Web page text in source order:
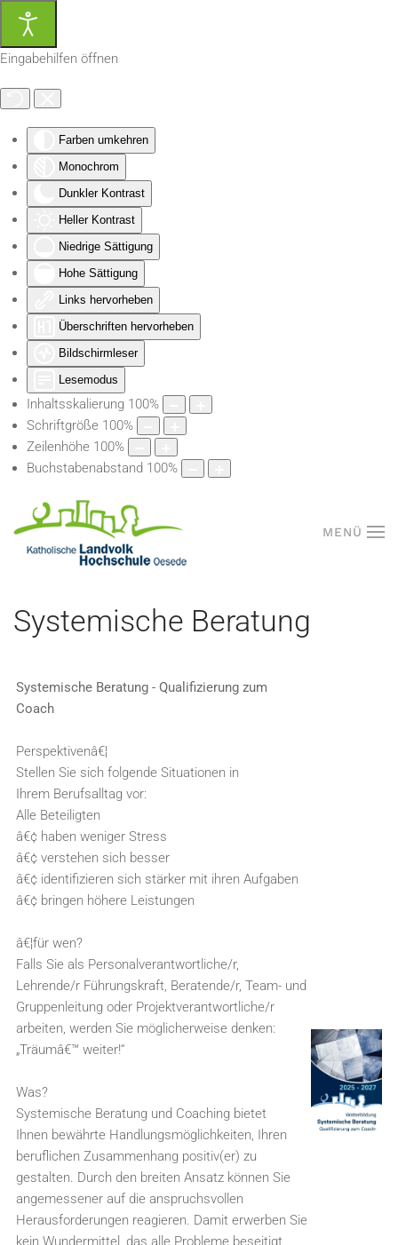
Eingabehilfen öffnen
Farben umkehren
Monochrom
Dunkler Kontrast
Heller Kontrast
Niedrige Sättigung
Hohe Sättigung
Links hervorheben
Überschriften hervorheben
Bildschirmleser
Lesemodus
Inhaltsskalierung 100%
Schriftgröße 100%
Zeilenhöhe 100%
Buchstabenabstand 100%
Zum Hauptinhalt springen
MENÜ
Systemische Beratung
Systemische Beratung - Qualifizierung zum
Coach
Perspektivenâ€¦
Stellen Sie sich folgende Situationen in
Ihrem Berufsalltag vor:
Alle Beteiligten
â€¢ haben weniger Stress
â€¢ verstehen sich besser
â€¢ identifizieren sich stärker mit ihren Aufgaben
â€¢ bringen höhere Leistungen
â€¦für wen?
Falls Sie als Personalverantwortliche/r,
Lehrende/r Führungskraft, Beratende/r, Team- und
Gruppenleitung oder Projektverantwortliche/r
arbeiten, werden Sie möglicherweise denken:
„Träumâ€™ weiter!“
Was?
Systemische Beratung und Coaching bietet
Ihnen bewährte Handlungsmöglichkeiten, Ihren
beruflichen Zusammenhang positiv(er) zu
gestalten. Durch den breiten Ansatz können Sie
angemessener auf die anspruchsvollen
Herausforderungen reagieren. Damit erwerben Sie